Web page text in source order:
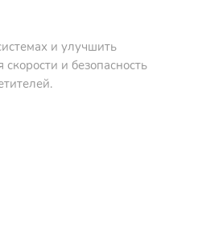
и улучшить
и безопасность